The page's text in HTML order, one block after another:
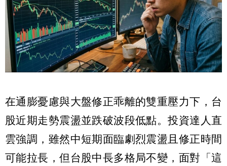
在通膨憂慮與大盤修正乖離的雙重壓力下，台
股近期走勢震盪並跌破波段低點。投資達人直
雲強調，雖然中短期面臨劇烈震盪且修正時間
可能拉長，但台股中長多格局不變，面對「這